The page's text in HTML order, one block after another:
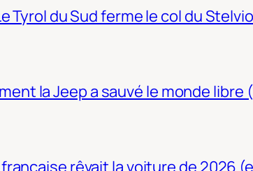
Tyrol du Sud ferme le col du
la Jeep a sauvé le monde libre